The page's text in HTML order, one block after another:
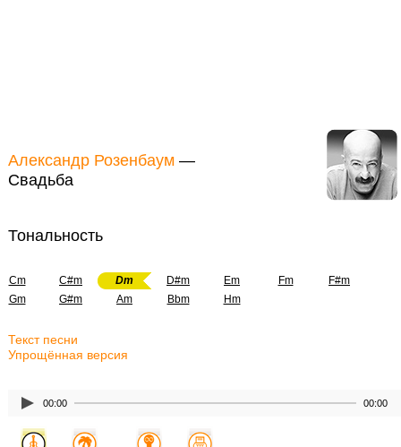
Александр Розенбаум —
Свадьба
Тональность
Cm C#m Dm D#m Em Fm
F#m
Gm
G#m Am Bbm Hm
Текст песни
Упрощённая версия
00:00 00:00